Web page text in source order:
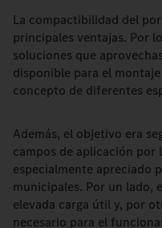
La compactibilidad del
principales ventajas. Por
soluciones que
disponible para el
concepto de diferentes
Además, el objetivo era
campos de aplicación por
especialmente apreciado
municipales. Por un lado,
elevada carga útil y, por
necesario para el